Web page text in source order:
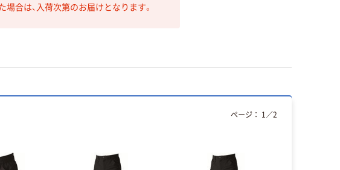
合は、入荷次第のお届けとなります。
ページ： 1 ／2